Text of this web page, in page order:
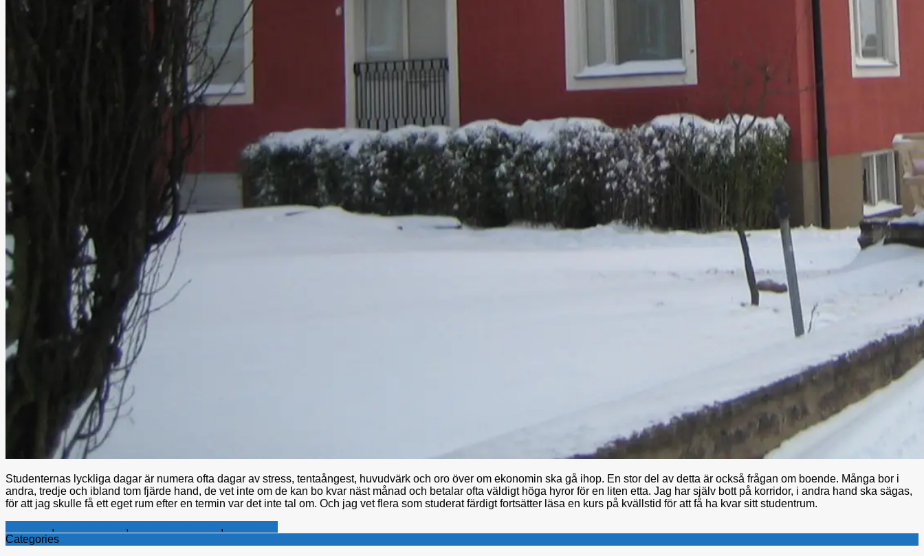
Studenternas lyckliga dagar är numera ofta dagar av stress, tentaångest, huvudvärk och oro över om ekonomin ska gå ihop. En stor del av detta är också frågan om boende. Många bor i
andra, tredje och ibland tom fjärde hand, de vet inte om de kan bo kvar näst månad och betalar ofta väldigt höga hyror för en liten etta. Jag har själv bott på korridor, i andra hand ska sägas,
för att jag skulle få ett eget rum efter en termin var det inte tal om. Och jag vet flera som studerat färdigt fortsätter läsa en kurs på kvällstid för att få ha kvar sitt studentrum.
, , ,
Categories